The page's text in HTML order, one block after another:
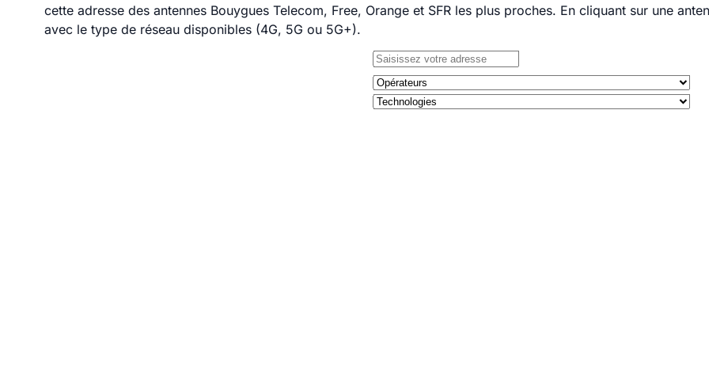
cette adresse des antennes Bouygues Telecom, Free, Orange et SFR les plus proches. En cliquant sur une
avec le type de réseau disponibles (4G, 5G ou 5G+).